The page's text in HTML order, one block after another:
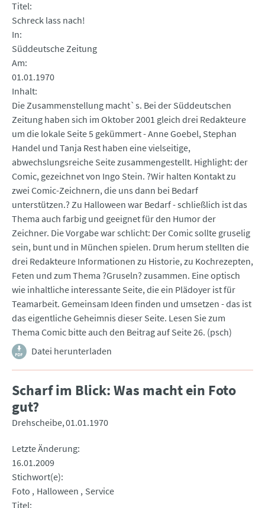
Titel
Schreck lass nach!
In
Süddeutsche Zeitung
Am
01.01.1970
Inhalt
Die Zusammenstellung macht`s. Bei der Süddeutschen
Zeitung haben sich im Oktober 2001 gleich drei Redakteure
um die lokale Seite 5 gekümmert - Anne Goebel, Stephan
Handel und Tanja Rest haben eine vielseitige,
abwechslungsreiche Seite zusammengestellt. Highlight: der
Comic, gezeichnet von Ingo Stein. ?Wir halten Kontakt zu
zwei Comic-Zeichnern, die uns dann bei Bedarf
unterstützen.? Zu Halloween war Bedarf - schließlich ist das
Thema auch farbig und geeignet für den Humor der
Zeichner. Die Vorgabe war schlicht: Der Comic sollte gruselig
sein, bunt und in München spielen. Drum herum stellten die
drei Redakteure Informationen zu Historie, zu Kochrezepten,
Feten und zum Thema ?Gruseln? zusammen. Eine optisch
wie inhaltliche interessante Seite, die ein Plädoyer ist für
Teamarbeit. Gemeinsam Ideen finden und umsetzen - das ist
das eigentliche Geheimnis dieser Seite. Lesen Sie zum
Thema Comic bitte auch den Beitrag auf Seite 26. (psch)
Datei herunterladen
Scharf im Blick: Was macht ein Foto
gut?
Drehscheibe 01.01.1970
Letzte Änderung
16.01.2009
Stichwort(e)
Foto
Halloween
Service
Titel